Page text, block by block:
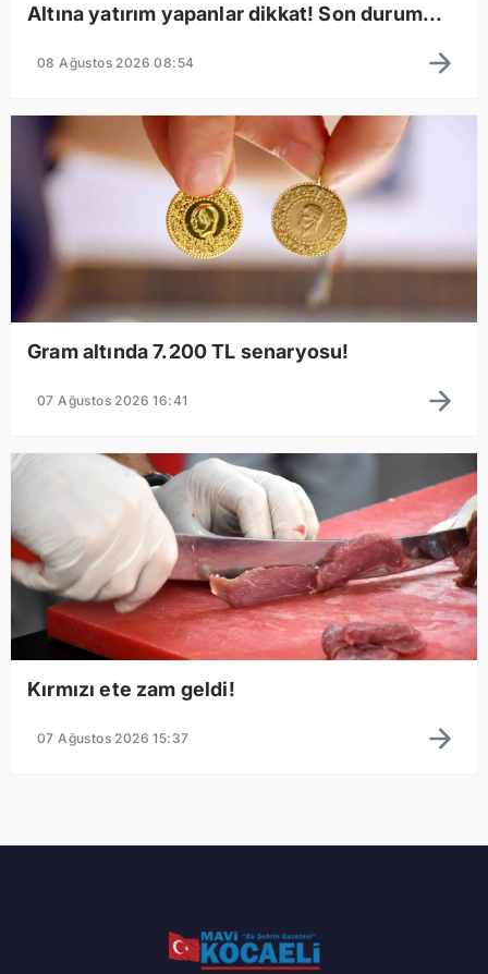
Altına yatırım yapanlar dikkat! Son durum...
08 Ağustos 2026 08:54
Gram altında 7.200 TL senaryosu!
07 Ağustos 2026 16:41
Kırmızı ete zam geldi!
07 Ağustos 2026 15:37